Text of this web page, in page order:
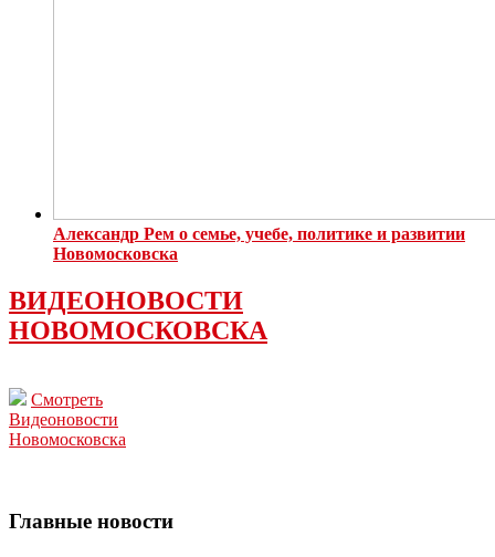
Александр Рем о семье, учебе, политике и развитии
Новомосковска
ВИДЕОНОВОСТИ
НОВОМОСКОВСКА
Смотреть
Видеоновости
Новомосковска
Главные новости